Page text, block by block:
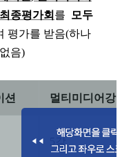
종평가회 를 모두
평가를 받음(하나
음)
션 멀티미디어강